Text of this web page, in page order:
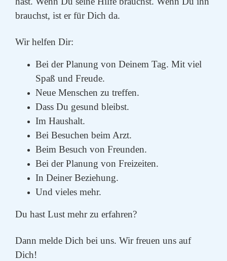
brauchst, ist er für Dich da.
Wir helfen Dir:
Bei der Planung von Deinem Tag. Mit viel
Spaß und Freude.
Neue Menschen zu treffen.
Dass Du gesund bleibst.
Im Haushalt.
Bei Besuchen beim Arzt.
Beim Besuch von Freunden.
Bei der Planung von Freizeiten.
In Deiner Beziehung.
Und vieles mehr.
Du hast Lust mehr zu erfahren?
Dann melde Dich bei uns. Wir freuen uns auf
Dich!